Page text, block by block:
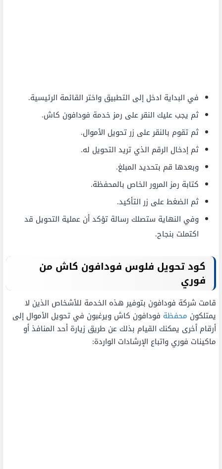
في البداية ادخل إلى التطبيق واختر القائمة الرئيسية.
ثم يجب عليك النقر على رمز خدمة فودافون كاش.
ثم تقوم بالنقر على زر تحويل الأموال.
ثم إدخال الرقم الذي تريد التحويل له.
وبعدها قم بتحديد المبلغ.
كتابة رمز المرور الخاص بالمحفظة.
ثم الضغط على زر التأكيد.
وفي النهاية ستصلك رسالة تؤكد أن عملية التحويل قد
اكتملت بنجاح.
كود تحويل فلوس فودافون كاش من
فوري
قامت شركة فودافون بتوفير هذه الخدمة للأشخاص الذين لا
يمتلكون محفظة فودافون كاش ويرغبون في تحويل الأموال إلى
أرقام أخرى يمكنك القيام بذلك عن طريق زيارة أحد المنافذ أو
ماكينات فوري واتباع الإرشادات الواردة: